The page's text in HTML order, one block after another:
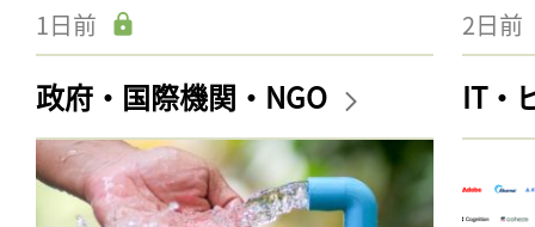
1日前 2日前
政府・国際機関・NGO IT・